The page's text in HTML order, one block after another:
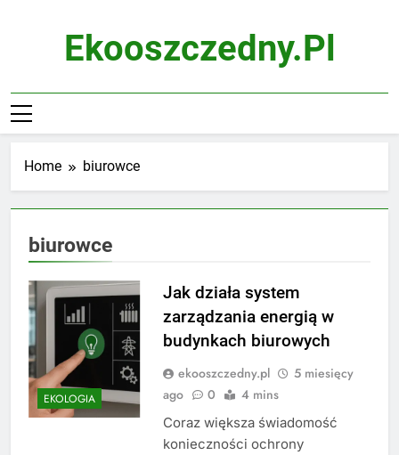
Ekooszczedny.pl
Home biurowce
biurowce
EKOLOGIA
Jak działa system
zarządzania energią w
budynkach biurowych
ekooszczedny.pl
5 miesięcy
ago
0 4 mins
Coraz większa świadomość
konieczności ochrony